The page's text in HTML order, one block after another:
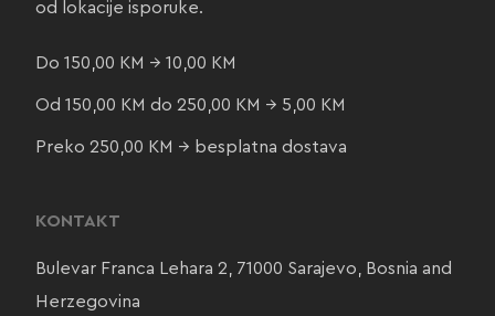
od lokacije isporuke.
Do 150,00 KM → 10,00 KM
Od 150,00 KM do 250,00 KM → 5,00 KM
Preko 250,00 KM → besplatna dostava
KONTAKT
Bulevar Franca Lehara 2, 71000 Sarajevo, Bosnia and
Herzegovina